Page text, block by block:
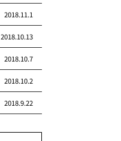
2018.11.1
2018.10.13
2018.10.7
2018.10.2
2018.9.22